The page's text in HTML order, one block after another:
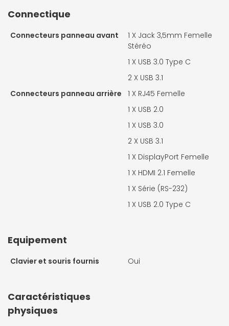
Connectique
Connecteurs panneau avant 1 X Jack 3,5mm Femelle
Stéréo
1 X USB 3.0 Type C
2 X USB 3.1
Connecteurs panneau arrière
1 X RJ45 Femelle
1 X USB 2.0
1 X USB 3.0
2 X USB 3.1
1 X DisplayPort Femelle
1 X HDMI 2.1 Femelle
1 X Série (RS-232)
1 X USB 2.0 Type C
Equipement
Clavier et souris fournis Oui
Caractéristiques
physiques